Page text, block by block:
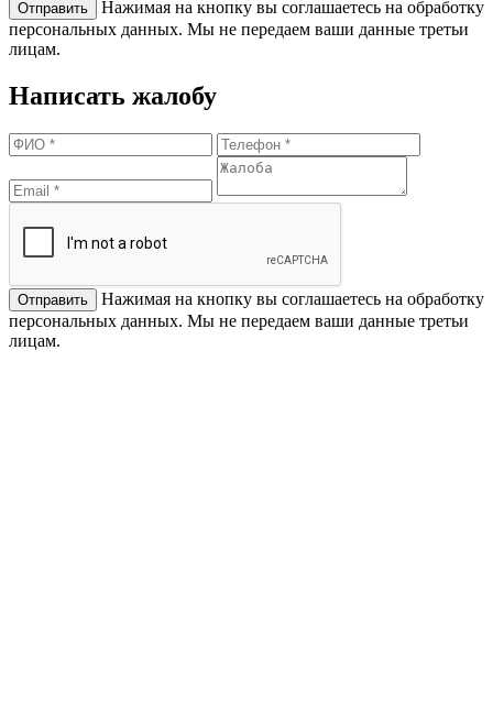
Нажимая на кнопку вы соглашаетесь на обработку
персональных данных. Мы не передаем ваши данные третьи
лицам.
Написать жалобу
Нажимая на кнопку вы соглашаетесь на обработку
персональных данных. Мы не передаем ваши данные третьи
лицам.